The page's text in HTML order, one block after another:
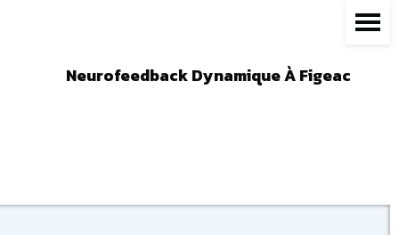
Neurofeedback Dynamique À Figeac